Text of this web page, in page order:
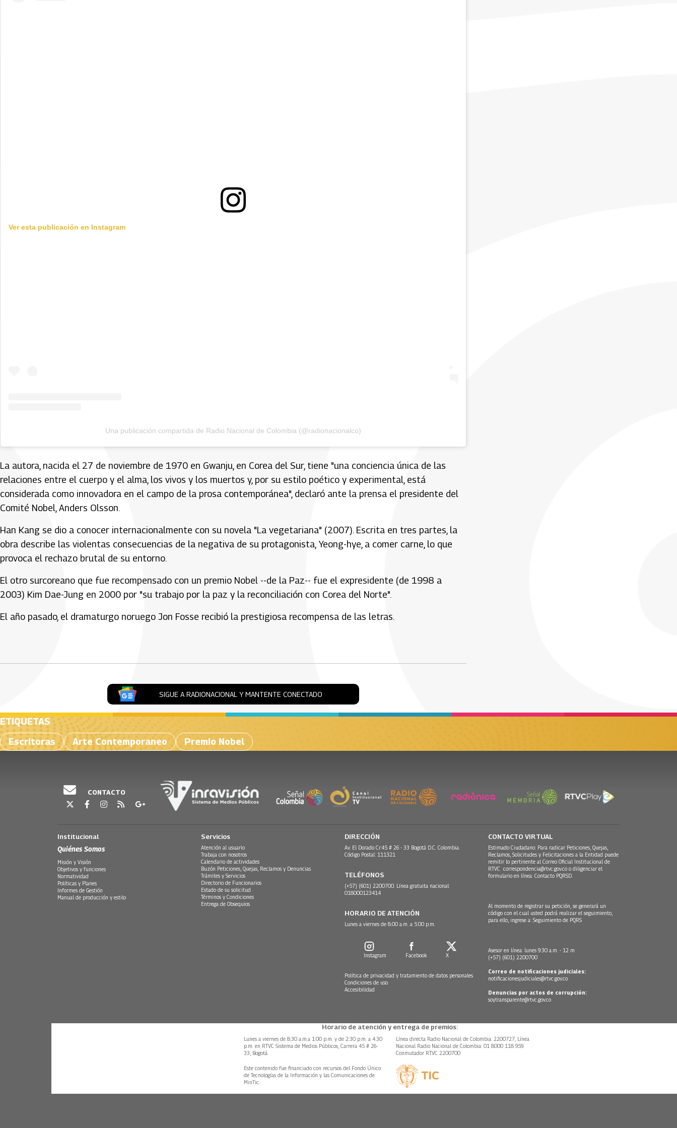
Ver esta publicación en Instagram
Una publicación compartida de Radio Nacional de Colombia (@radionacionalco)
La autora, nacida el 27 de noviembre de 1970 en Gwanju, en Corea del Sur, tiene "una conciencia única de las
relaciones entre el cuerpo y el alma, los vivos y los muertos y, por su estilo poético y experimental, está
considerada como innovadora en el campo de la prosa contemporánea", declaró ante la prensa el presidente del
Comité Nobel, Anders Olsson.
Han Kang se dio a conocer internacionalmente con su novela "La vegetariana" (2007). Escrita en tres partes, la
obra describe las violentas consecuencias de la negativa de su protagonista, Yeong-hye, a comer carne, lo que
provoca el rechazo brutal de su entorno.
El otro surcoreano que fue recompensado con un premio Nobel --de la Paz-- fue el expresidente (de 1998 a
2003) Kim Dae-Jung en 2000 por "su trabajo por la paz y la reconciliación con Corea del Norte".
El año pasado, el dramaturgo noruego Jon Fosse recibió la prestigiosa recompensa de las letras.
SIGUE A RADIONACIONAL Y MANTENTE CONECTADO
ETIQUETAS
Escritoras
Arte Contemporaneo Premio Nobel
CONTACTO
Institucional
Quiénes Somos
Misión y Visión
Objetivos y funciones
Normatividad
Políticas y Planes
Informes de Gestión
Manual de producción y estilo
Servicios
Atención al usuario
Trabaja con nosotros
Calendario de actividades
Buzón Peticiones, Quejas, Reclamos y Denuncias
Trámites y Servicios
Directorio de Funcionarios
Estado de su solicitud
Términos y Condiciones
Entrega de Obsequios
DIRECCIÓN
Av. El Dorado Cr.45 # 26 - 33 Bogotá D.C. Colombia.
Código Postal: 111321
TELÉFONOS
(+57) (601) 2200700. Línea gratuita nacional:
018000123414
HORARIO DE ATENCIÓN
Lunes a viernes de 8:00 a.m. a 5:00 p.m.
Instagram Facebook X
Política de privacidad y tratamiento de datos personales
Condiciones de uso
Accesibilidad
CONTACTO VIRTUAL
Estimado Ciudadano: Para radicar Peticiones, Quejas,
Reclamos, Solicitudes y Felicitaciones a la Entidad puede
remitir lo pertinente al Correo Oficial Institucional de
RTVC correspondencia@rtvc.gov.co o diligenciar el
formulario en línea: Contacto PQRSD.
Al momento de registrar su petición, se generará un
código con el cual usted podrá realizar el seguimiento,
para ello, ingrese a: Seguimiento de PQRS
Asesor en línea: lunes 9:30 a.m. - 12 m
(+57) (601) 2200700
Correo de notificaciones judiciales:
notificacionesjudiciales@rtvc.gov.co
Denuncias por actos de corrupción:
soytransparente@rtvc.gov.co
Horario de atención y entrega de premios:
Lunes a viernes de 8:30 a.m.a 1:00 p.m. y de 2:30 p.m. a 4:30
p.m. en RTVC Sistema de Medios Públicos, Carrera 45 # 26-
33, Bogotá.
Línea directa Radio Nacional de Colombia: 2200727, Línea
Nacional Radio Nacional de Colombia: 01 8000 118 959.
Conmutador RTVC 2200700
Este contenido fue financiado con recursos del Fondo Único
de Tecnologías de la Información y las Comunicaciones de
MinTic.